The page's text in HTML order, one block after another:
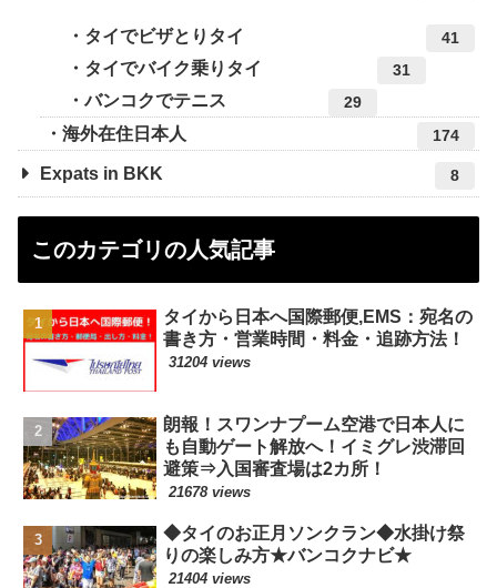
タイでビザとりタイ 41
タイでバイク乗りタイ 31
バンコクでテニス 29
海外在住日本人 174
Expats in BKK 8
このカテゴリの人気記事
タイから日本へ国際郵便,EMS：宛名の
書き方・営業時間・料金・追跡方法！
31204 views
朗報！スワンナプーム空港で日本人に
も自動ゲート解放へ！イミグレ渋滞回
避策⇒入国審査場は2カ所！
21678 views
◆タイのお正月ソンクラン◆水掛け祭
りの楽しみ方★バンコクナビ★
21404 views